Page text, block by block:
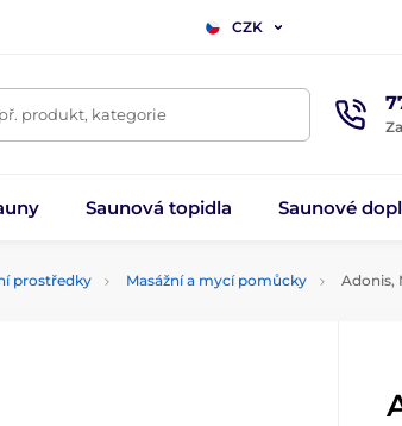
CZK
produkt, kategorie
Saunová topidla Saunové
prostředky Masážní a mycí pomůcky Adonis,